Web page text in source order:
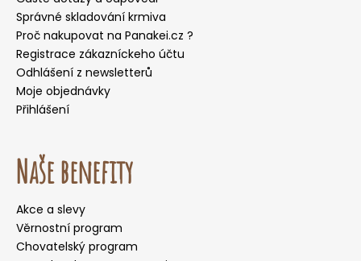
Správné skladování krmiva
Proč nakupovat na Panakei.cz ?
Registrace zákazníckeho účtu
Odhlášení z newsletterů
Moje objednávky
Přihlášení
Naše benefity
Akce a slevy
Věrnostní program
Chovatelský program